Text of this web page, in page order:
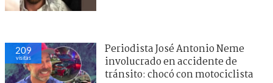
209
visitas
Periodista José Antonio Neme
involucrado en accidente de
tránsito: chocó con motociclista